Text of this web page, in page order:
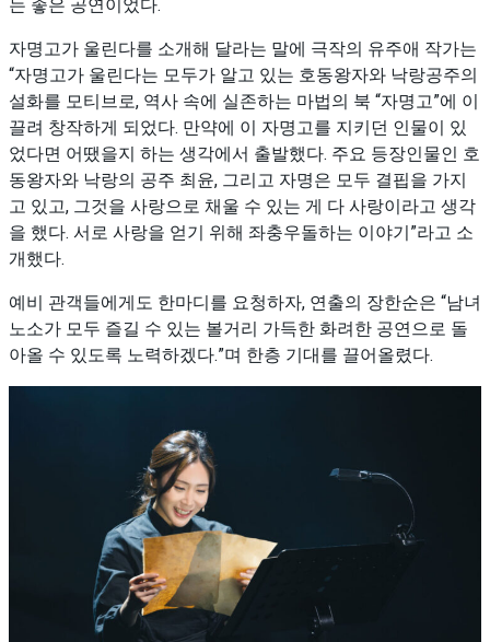
자명고가 울린다를 소개해 달라는 말에 극작의 유주애 작가는
“자명고가 울린다는 모두가 알고 있는 호동왕자와 낙랑공주의
설화를 모티브로, 역사 속에 실존하는 마법의 북 “자명고”에 이
끌려 창작하게 되었다. 만약에 이 자명고를 지키던 인물이 있
었다면 어땠을지 하는 생각에서 출발했다. 주요 등장인물인 호
동왕자와 낙랑의 공주 최윤, 그리고 자명은 모두 결핍을 가지
고 있고, 그것을 사랑으로 채울 수 있는 게 다 사랑이라고 생각
을 했다. 서로 사랑을 얻기 위해 좌충우돌하는 이야기”라고 소
개했다.
예비 관객들에게도 한마디를 요청하자, 연출의 장한순은 “남녀
노소가 모두 즐길 수 있는 볼거리 가득한 화려한 공연으로 돌
아올 수 있도록 노력하겠다.”며 한층 기대를 끌어올렸다.